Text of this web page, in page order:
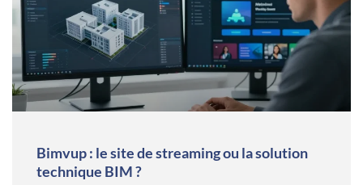
Bimvup : le site de streaming ou la solution
technique BIM ?